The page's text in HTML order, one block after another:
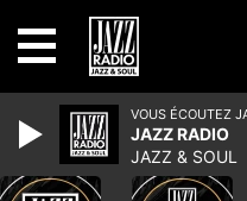
VOUS ÉCOUTEZ
JAZZ RADIO
JAZZ & SOUL